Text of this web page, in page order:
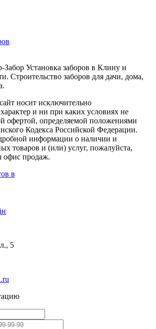
Установка заборов в Клину и
Строительство заборов для дачи, дома,
носит исключительно
и ни при каких условиях не
офертой, определяемой положениями
Кодекса Российской Федерации.
информации о наличии и
товаров и (или) услуг, пожалуйста,
офис продаж.
в
5